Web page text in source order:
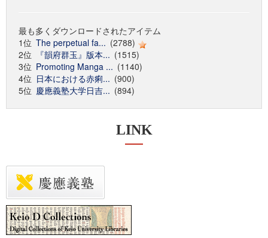
最も多くダウンロードされたアイテム
1位 The perpetual fa... (2788)
2位
『韻府群玉』版本... (1515)
3位 Promoting Manga ... (1140)
4位 日本における赤痢... (900)
5位 慶應義塾大学日吉... (894)
LINK